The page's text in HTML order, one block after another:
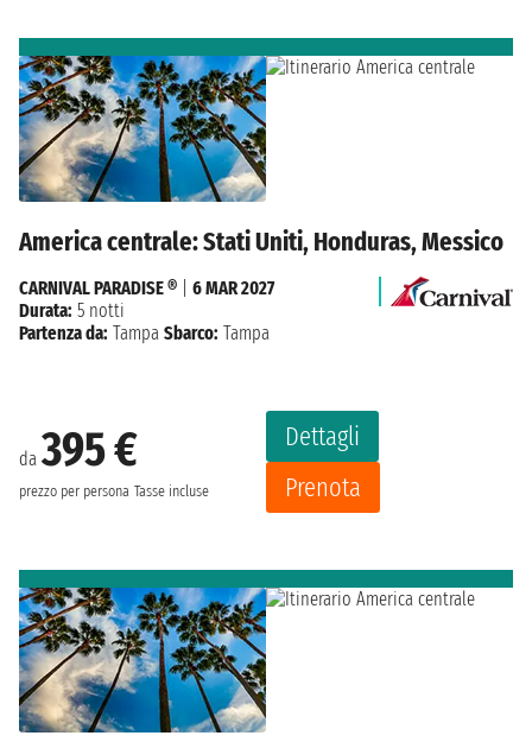
America centrale: Stati Uniti, Honduras, Messico
da395 €
prezzo per persona Tasse incluse
Dettagli
Prenota
CARNIVAL PARADISE ®
6 MAR 2027
Durata: 5 notti
Partenza da: Tampa Sbarco: Tampa